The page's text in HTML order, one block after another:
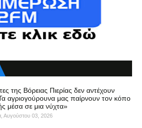
της Βόρειας Πιερίας δεν αντέχουν
αγριογούρουνα μας παίρνουν τον κόπο
μέσα σε μια νύχτα»
Αυγούστου 03, 2026